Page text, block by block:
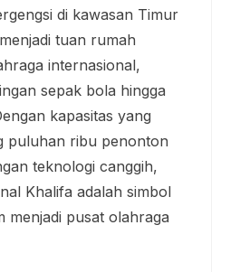
di kawasan Timur
tuan rumah
internasional,
sepak bola hingga
kapasitas yang
puluhan ribu penonton
teknologi canggih,
Khalifa adalah simbol
menjadi pusat olahraga